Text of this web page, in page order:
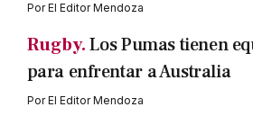
PorEl Editor Mendoza
Rugby.Los Pumas tienen
para enfrentar a Australia
PorEl Editor Mendoza